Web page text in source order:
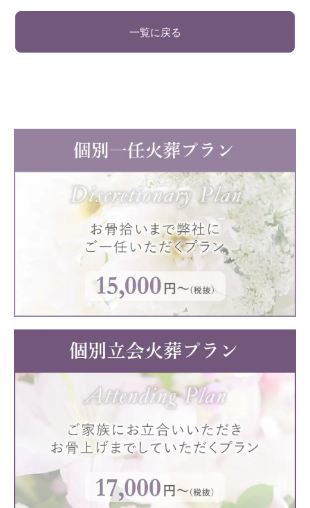
一覧に戻る